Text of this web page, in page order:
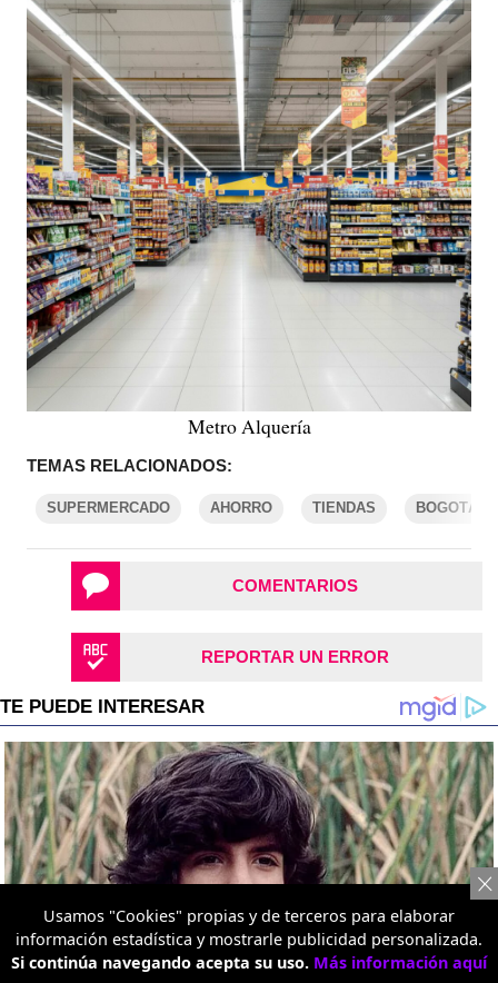
Metro Alquería
TEMAS RELACIONADOS:
SUPERMERCADO AHORRO TIENDAS BOGOTÁ
COMENTARIOS
REPORTAR UN ERROR
Usamos "Cookies" propias y de terceros para elaborar
información estadística y mostrarle publicidad personalizada.
Si continúa navegando acepta su uso. Más información aquí